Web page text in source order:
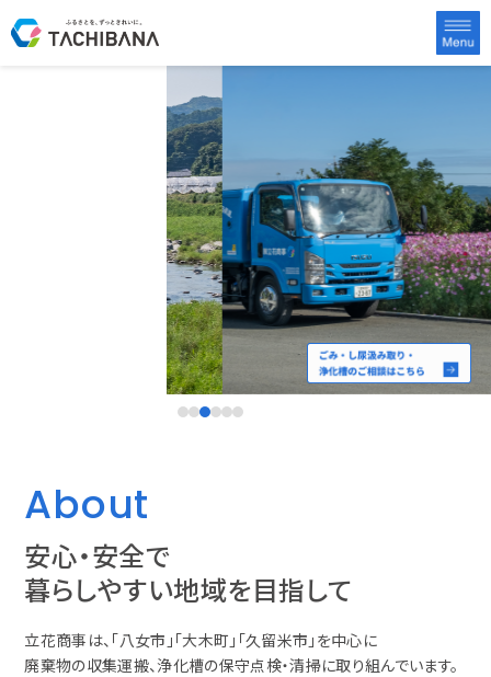
循環型社会を水と資源で支え、
故郷の「きれい」を
守り続ける。
About
安心・安全で
暮らしやすい地域を目指して
立花商事は、「八女市」「大木町」「久留米市」を中心に
廃棄物の収集運搬、浄化槽の保守点検・清掃に取り組んでいます。